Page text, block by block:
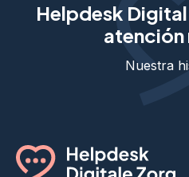
Helpdesk
atención
Nuestra